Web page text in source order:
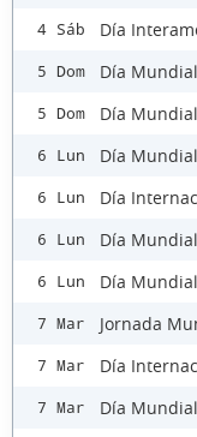
4 Sáb Día
5 Dom Día
5 Dom Día
6 Lun Día
6 Lun Día
6 Lun Día
6 Lun Día
7 Mar Jornada
7 Mar Día
7 Mar Día